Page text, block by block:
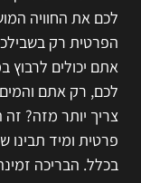
לכם את החוויה
הפרטית רק
אתם יכולים לרבוץ
לכם, רק אתם
צריך יותר מזה?
פרטית ומיד
בכלל. הבריכה